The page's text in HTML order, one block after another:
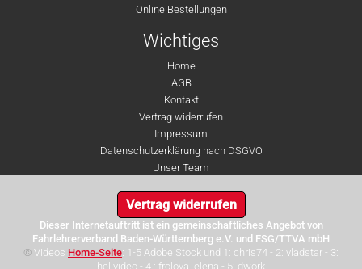
Online Bestellungen
Wichtiges
Home
AGB
Kontakt
Vertrag widerrufen
Impressum
Datenschutzerklärung nach DSGVO
Unser Team
Vertrag widerrufen
Dieser Internetauftritt ist ein gemeinschaftliches Angebot von
Fahrlehrerverband Baden-Württemberg e.V. und FSG/TTVA mbH
© Videos Home-Seite: 1-5 Adobe Stock und 1: chris74 - 2: vladstar - 3:
helivideo - 4 : frolova_elena - 5: dwork